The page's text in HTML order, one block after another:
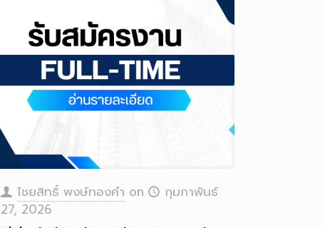
ไชยสิทธิ์ พงษ์ทองคำ on
กุมภาพันธ์
27, 2026